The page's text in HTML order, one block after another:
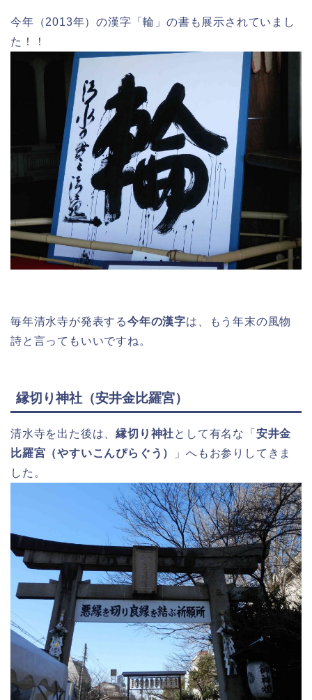
今年（2013年）の漢字「輪」の書も展示されていまし
た！！
毎年清水寺が発表する今年の漢字は、もう年末の風物
詩と言ってもいいですね。
縁切り神社（安井金比羅宮）
清水寺を出た後は、縁切り神社として有名な「 安井金
比羅宮（やすいこんぴらぐう）
」へもお参りしてきま
した。